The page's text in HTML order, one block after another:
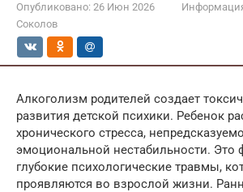
Опубликовано: 26 Июн 2026
Соколов
Алкоголизм родителей создает
развития детской психики. Ребенок
хронического стресса,
эмоциональной нестабильности. Это
глубокие психологические травмы,
проявляются во взрослой жизни.